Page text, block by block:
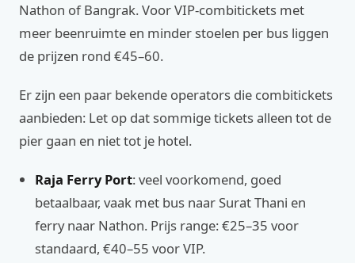
Nathon of Bangrak. Voor VIP-combitickets met
meer beenruimte en minder stoelen per bus liggen
de prijzen rond €45–60.
Er zijn een paar bekende operators die combitickets
aanbieden: Let op dat sommige tickets alleen tot de
pier gaan en niet tot je hotel.
Raja Ferry Port: veel voorkomend, goed
betaalbaar, vaak met bus naar Surat Thani en
ferry naar Nathon. Prijs range: €25–35 voor
standaard, €40–55 voor VIP.